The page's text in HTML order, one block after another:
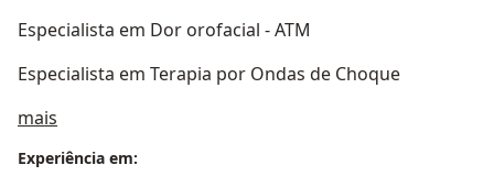
Especialista em Dor orofacial - ATM
Especialista em Terapia por Ondas de Choque
mais
Experiência em: